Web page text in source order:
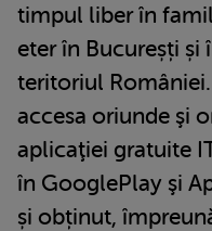
timpul liber în
eter în Bucureșți și
teritoriul
accesa oriunde şi
aplicaţiei gratuite
în GooglePlay şi
și obținut,